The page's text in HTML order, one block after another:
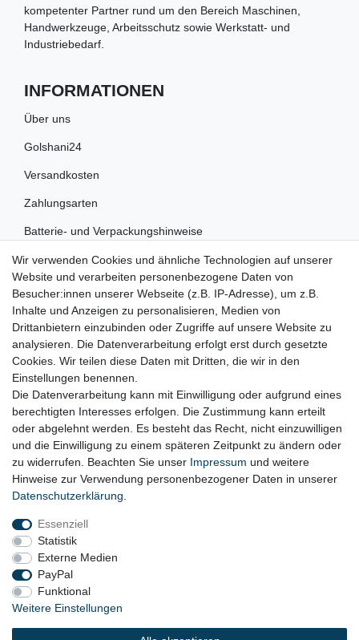
kompetenter Partner rund um den Bereich Maschinen,
Handwerkzeuge, Arbeitsschutz sowie Werkstatt- und
Industriebedarf.
INFORMATIONEN
Über uns
Golshani24
Versandkosten
Zahlungsarten
Batterie- und Verpackungshinweise
RECHTLICHES
Impressum
Datenschutz
Widerrufsrecht
AGB
Widerrufsformular
KONTAKT
Tel.: 08031-23444-0
info@werkzeugfundgrube.de
Wir verwenden Cookies und ähnliche Technologien auf unserer
Website und verarbeiten personenbezogene Daten von
Besucher:innen unserer Webseite (z.B. IP-Adresse), um z.B.
Inhalte und Anzeigen zu personalisieren, Medien von
Drittanbietern einzubinden oder Zugriffe auf unsere Website zu
analysieren. Die Datenverarbeitung erfolgt erst durch gesetzte
Cookies. Wir teilen diese Daten mit Dritten, die wir in den
Einstellungen benennen.
Die Datenverarbeitung kann mit Einwilligung oder aufgrund eines
berechtigten Interesses erfolgen. Die Zustimmung kann erteilt
oder abgelehnt werden. Es besteht das Recht, nicht einzuwilligen
und die Einwilligung zu einem späteren Zeitpunkt zu ändern oder
zu widerrufen. Beachten Sie unser Impressum und weitere
Hinweise zur Verwendung personenbezogener Daten in unserer
Daten­schutz­erklärung
Essenziell
Statistik
Externe Medien
PayPal
Funktional
Weitere Einstellungen